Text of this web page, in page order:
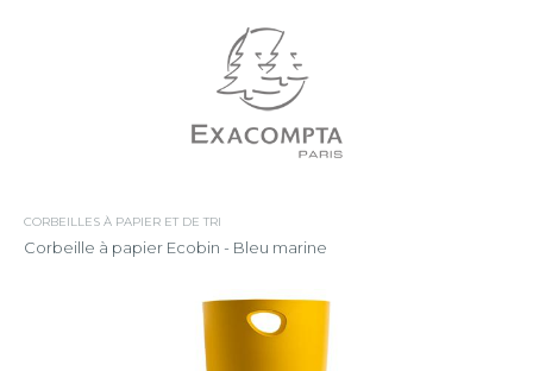
CORBEILLES À PAPIER ET DE TRI
Corbeille à papier Ecobin - Bleu marine